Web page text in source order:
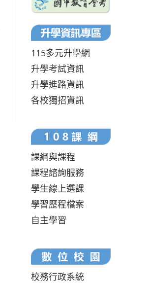
115多元升學網
升學考試資訊
升學進路資訊
各校獨招資訊
課綱與課程
課程諮詢服務
學生線上選課
學習歷程檔案
自主學習
校務行政系統